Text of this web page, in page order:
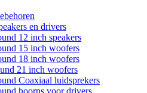
en drivers
12 inch speakers
15 inch woofers
18 inch woofers
21 inch woofers
Coaxiaal luidsprekers
hoorns voor drivers